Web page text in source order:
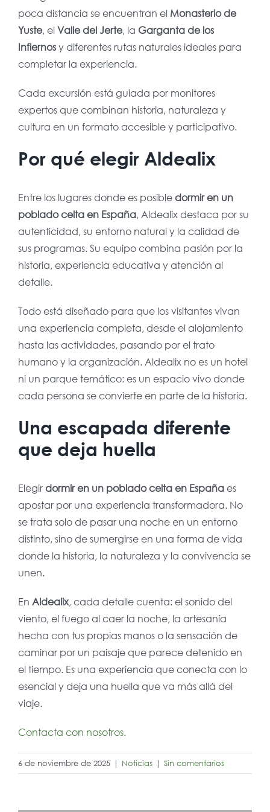
poca distancia se encuentran el Monasterio de
Yuste, elValle del Jerte, la Garganta de los
Infiernosy diferentes rutas naturales ideales para
completar la experiencia.
Cada excursión está guiada por monitores
expertos que combinan historia, naturaleza y
cultura en un formato accesible y participativo.
Por qué elegir Aldealix
Entre los lugares donde es posible dormir en un
poblado celta en España, Aldealix destaca por su
autenticidad, su entorno natural y la calidad de
sus programas. Su equipo combina pasión por la
historia, experiencia educativa y atención al
detalle.
Todo está diseñado para que los visitantes vivan
una experiencia completa, desde el alojamiento
hasta las actividades, pasando por el trato
humano y la organización. Aldealix no es un hotel
ni un parque temático: es un espacio vivo donde
cada persona se convierte en parte de la historia.
Una escapada diferente
que deja huella
Elegir dormir en un poblado celta en Españaes
apostar por una experiencia transformadora. No
se trata solo de pasar una noche en un entorno
distinto, sino de sumergirse en una forma de vida
donde la historia, la naturaleza y la convivencia se
unen.
En Aldealix, cada detalle cuenta: el sonido del
viento, el fuego al caer la noche, la artesanía
hecha con tus propias manos o la sensación de
caminar por un paisaje que parece detenido en
el tiempo. Es una experiencia que conecta con lo
esencial y deja una huella que va más allá del
viaje.
Contacta con nosotros.
6 de noviembre de 2025 | Noticias | Sin comentarios